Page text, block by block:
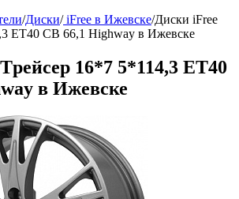
/Диски/iFree в Ижевске/Диски iFree
ЕТ40 СВ 66,1 Highway в Ижевске
16*7 5*114,3 ЕТ40
в Ижевске